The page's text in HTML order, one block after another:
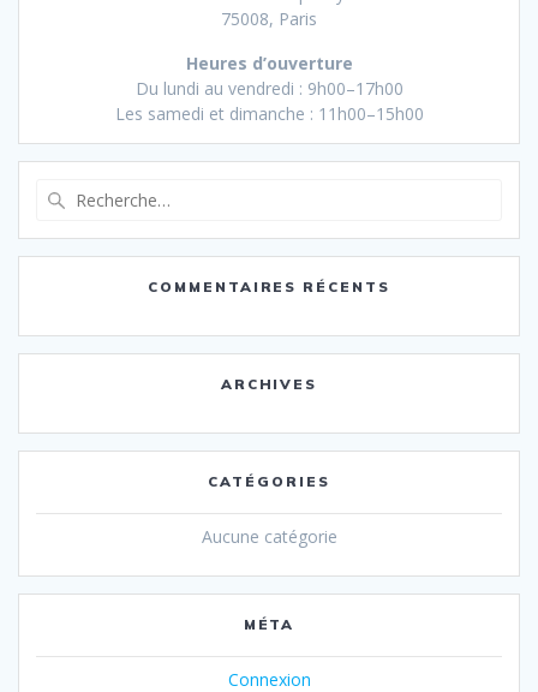
75008, Paris
Heures d’ouverture
Du lundi au vendredi : 9h00–17h00
Les samedi et dimanche : 11h00–15h00
:
COMMENTAIRES RÉCENTS
ARCHIVES
CATÉGORIES
Aucune catégorie
MÉTA
Connexion